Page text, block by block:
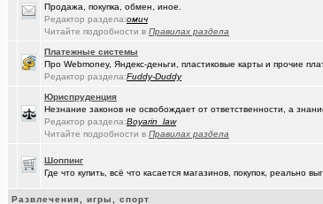
Ищу работу инженера конструктора/радиотехника (удаленно))
Омские фотографы(linuxmas..) +200
Я люблю Омский драматический театр!
Импланты,импланты...(JUMPER) +18
С Днём Победы!(Рябина) +141
Кровельные и фасадные работы в Омске и области
GPON (FTTx) от омского филиала «Ростелеком-Сибирь»
Продажа, покупка, обмен, иное.
Редактор раздела:омич
Читайте подробности в Правилах раздела
Платежные системы
Про Webmoney, Яндекс-деньги, пластиковые карты и прочие
Редактор раздела:Fuddy-Duddy
Юриспруденция
Незнание законов не освобождает от ответственности, а
Редактор раздела:Boyarin_law
Читайте подробности в Правилах раздела
Шоппинг
Где что купить, всё что касается магазинов, покупок, реально
Развлечения, игры, спорт